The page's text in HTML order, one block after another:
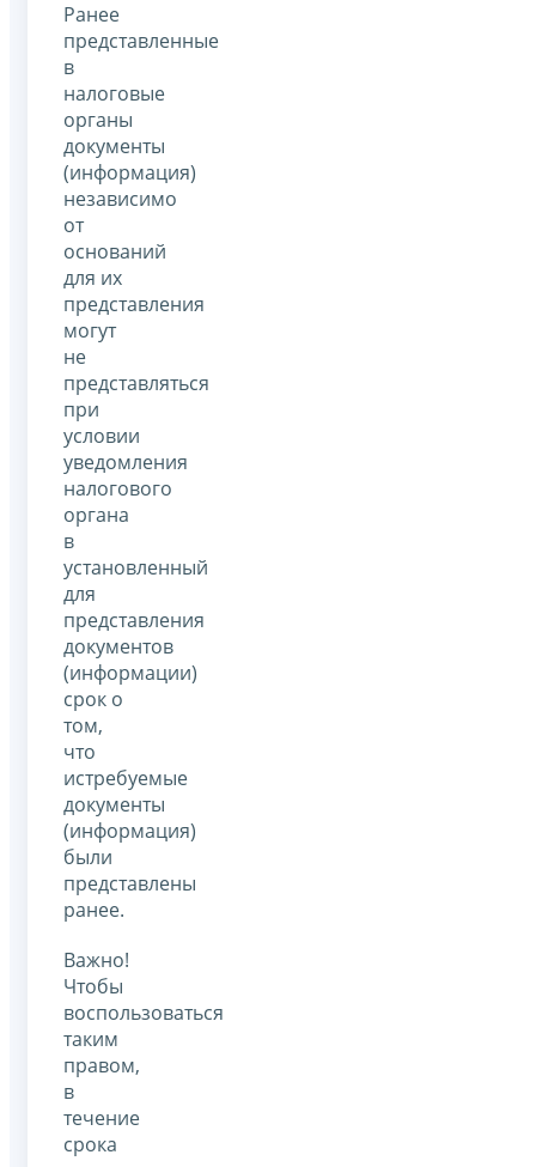
Ранее
представленные
в
налоговые
органы
документы
(информация)
независимо
от
оснований
для их
представления
могут
не
представляться
при
условии
уведомления
налогового
органа
в
установленный
для
представления
документов
(информации)
срок о
том,
что
истребуемые
документы
(информация)
были
представлены
ранее.
Важно!
Чтобы
воспользоваться
таким
правом,
в
течение
срока